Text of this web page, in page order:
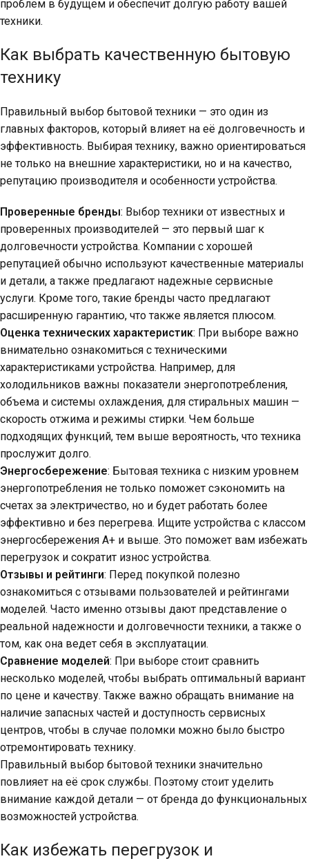
проблем в будущем и обеспечит долгую работу вашей
техники.
Как выбрать качественную бытовую
технику
Правильный выбор бытовой техники — это один из
главных факторов, который влияет на её долговечность и
эффективность. Выбирая технику, важно ориентироваться
не только на внешние характеристики, но и на качество,
репутацию производителя и особенности устройства.
Проверенные бренды: Выбор техники от известных и
проверенных производителей — это первый шаг к
долговечности устройства. Компании с хорошей
репутацией обычно используют качественные материалы
и детали, а также предлагают надежные сервисные
услуги. Кроме того, такие бренды часто предлагают
расширенную гарантию, что также является плюсом.
Оценка технических характеристик: При выборе важно
внимательно ознакомиться с техническими
характеристиками устройства. Например, для
холодильников важны показатели энергопотребления,
объема и системы охлаждения, для стиральных машин —
скорость отжима и режимы стирки. Чем больше
подходящих функций, тем выше вероятность, что техника
прослужит долго.
Энергосбережение: Бытовая техника с низким уровнем
энергопотребления не только поможет сэкономить на
счетах за электричество, но и будет работать более
эффективно и без перегрева. Ищите устройства с классом
энергосбережения А+ и выше. Это поможет вам избежать
перегрузок и сократит износ устройства.
Отзывы и рейтинги: Перед покупкой полезно
ознакомиться с отзывами пользователей и рейтингами
моделей. Часто именно отзывы дают представление о
реальной надежности и долговечности техники, а также о
том, как она ведет себя в эксплуатации.
Сравнение моделей: При выборе стоит сравнить
несколько моделей, чтобы выбрать оптимальный вариант
по цене и качеству. Также важно обращать внимание на
наличие запасных частей и доступность сервисных
центров, чтобы в случае поломки можно было быстро
отремонтировать технику.
Правильный выбор бытовой техники значительно
повлияет на её срок службы. Поэтому стоит уделить
внимание каждой детали — от бренда до функциональных
возможностей устройства.
Как избежать перегрузок и